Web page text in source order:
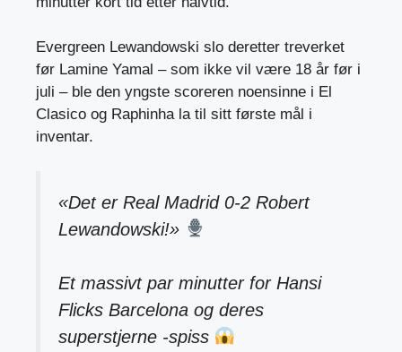
Evergreen Lewandowski slo deretter treverket
før Lamine Yamal – som ikke vil være 18 år før i
juli – ble den yngste scoreren noensinne i El
Clasico og Raphinha la til sitt første mål i
inventar.
«Det er Real Madrid 0-2 Robert
Lewandowski!»
Et massivt par minutter for Hansi
Flicks Barcelona og deres
superstjerne -spiss